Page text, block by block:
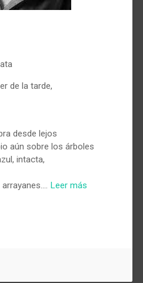
de la tarde,
desde lejos
aún sobre los árboles
intacta,
Leer más